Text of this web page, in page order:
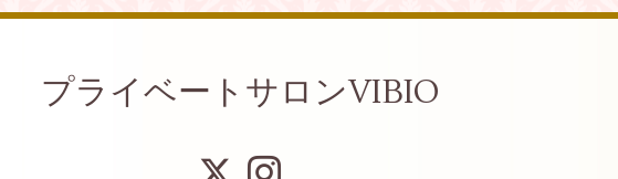
プライベートサロンVIBIO